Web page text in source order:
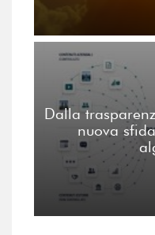
Dalla
nuova